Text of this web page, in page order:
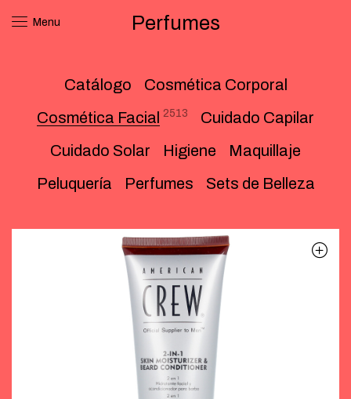
Menu Perfumes
Catálogo
Cosmética Corporal
Cosmética Facial 2513
Cuidado Capilar
Cuidado Solar
Higiene
Maquillaje
Peluquería
Perfumes Sets de Belleza